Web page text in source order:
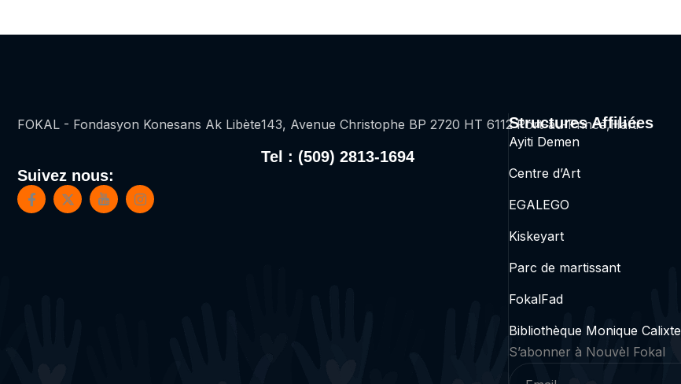
FOKAL - Fondasyon Konesans Ak Libète143, Avenue Christophe BP 2720 HT 6112 Port-au-Prince,Haïti
Tel : (509) 2813-1694
Suivez nous:
Structures Affiliées
Ayiti Demen
Centre d’Art
EGALEGO
Kiskeyart
Parc de martissant
FokalFad
Bibliothèque Monique Calixte
S’abonner à Nouvèl Fokal